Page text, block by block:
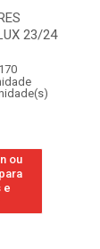
23/24
ou
e